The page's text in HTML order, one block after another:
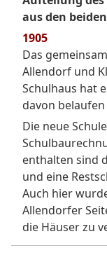
aus den
1905
Das
Allendorf und
Schulhaus hat
davon
Die neue
enthalten sind
und eine
Auch hier
Allendorfer
die Häuser zu